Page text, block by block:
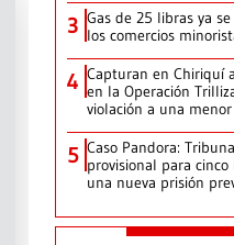
3 Gas de 25 libras ya
los comercios
4 Capturan en Chiriquí
en la Operación
violación a una menor
5 Caso Pandora:
provisional para
una nueva prisión